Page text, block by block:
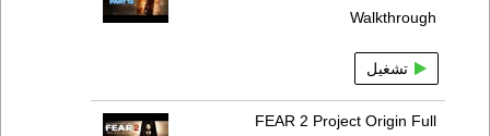
Walkthrough
تشغيل
FEAR 2 Project Origin Full